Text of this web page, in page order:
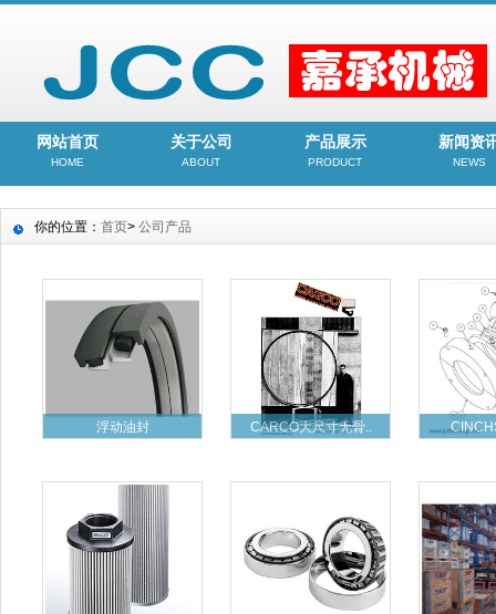
网站首页
HOME
关于公司
ABOUT
产品展示
PRODUCT
新闻资
NEWS
你的位置： 首页> 公司产品
浮动油封 CARCO大尺寸无骨..